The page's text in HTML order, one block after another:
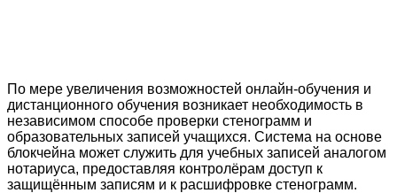
По мере увеличения возможностей онлайн-обучения и
дистанционного обучения возникает необходимость в
независимом способе проверки стенограмм и
образовательных записей учащихся. Система на основе
блокчейна может служить для учебных записей аналогом
нотариуса, предоставляя контролёрам доступ к
защищённым записям и к расшифровке стенограмм.